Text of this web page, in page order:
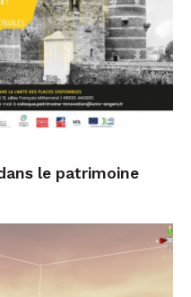
le patrimoine